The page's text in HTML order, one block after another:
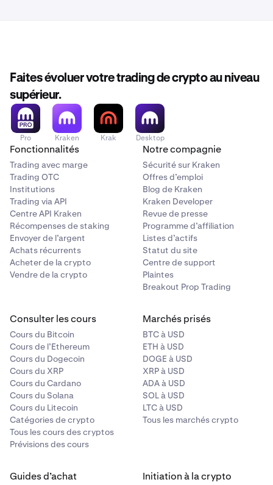
Faites évoluer votre trading de crypto au niveau
supérieur.
Pro Kraken Krak Desktop
Fonctionnalités
Trading avec marge
Trading OTC
Institutions
Trading via API
Centre API Kraken
Récompenses de staking
Envoyer de l’argent
Achats récurrents
Acheter de la crypto
Vendre de la crypto
Notre compagnie
Sécurité sur Kraken
Offres d’emploi
Blog de Kraken
Kraken Developer
Revue de presse
Programme d’affiliation
Listes d’actifs
Statut du site
Centre de support
Plaintes
Breakout Prop Trading
Consulter les cours
Cours du Bitcoin
Cours de l’Ethereum
Cours du Dogecoin
Cours du XRP
Cours du Cardano
Cours du Solana
Cours du Litecoin
Catégories de crypto
Tous les cours des cryptos
Prévisions des cours
Marchés prisés
BTC à USD
ETH à USD
DOGE à USD
XRP à USD
ADA à USD
SOL à USD
LTC à USD
Tous les marchés crypto
Guides d’achat Initiation à la crypto